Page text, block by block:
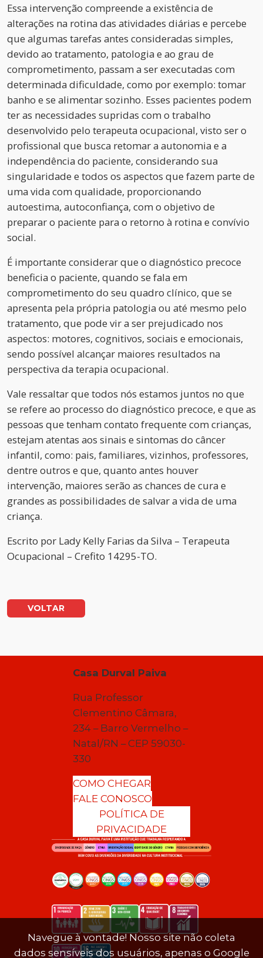
Essa intervenção compreende a existência de
alterações na rotina das atividades diárias e percebe
que algumas tarefas antes consideradas simples,
devido ao tratamento, patologia e ao grau de
comprometimento, passam a ser executadas com
determinada dificuldade, como por exemplo: tomar
banho e se alimentar sozinho. Esses pacientes podem
ter as necessidades supridas com o trabalho
desenvolvido pelo terapeuta ocupacional, visto ser o
profissional que busca retomar a autonomia e a
independência do paciente, considerando sua
singularidade e todos os aspectos que fazem parte de
uma vida com qualidade, proporcionando
autoestima, autoconfiança, com o objetivo de
preparar o paciente para o retorno à rotina e convívio
social.
É importante considerar que o diagnóstico precoce
beneficia o paciente, quando se fala em
comprometimento do seu quadro clínico, que se
apresenta pela própria patologia ou até mesmo pelo
tratamento, que pode vir a ser prejudicado nos
aspectos: motores, cognitivos, sociais e emocionais,
sendo possível alcançar maiores resultados na
perspectiva da terapia ocupacional.
Vale ressaltar que todos nós estamos juntos no que
se refere ao processo do diagnóstico precoce, e que as
pessoas que tenham contato frequente com crianças,
estejam atentas aos sinais e sintomas do câncer
infantil, como: pais, familiares, vizinhos, professores,
dentre outros e que, quanto antes houver
intervenção, maiores serão as chances de cura e
grandes as possibilidades de salvar a vida de uma
criança.
Escrito por Lady Kelly Farias da Silva – Terapeuta
Ocupacional – Crefito 14295-TO.
VOLTAR
Casa Durval Paiva
Rua Professor
Clementino Câmara,
234 – Barro Vermelho –
Natal/RN – CEP 59030-
330
COMO CHEGAR
FALE CONOSCO
POLÍTICA DE
PRIVACIDADE
Navegue à vontade! Nosso site não coleta
dados sensíveis dos usuários, apenas o Google